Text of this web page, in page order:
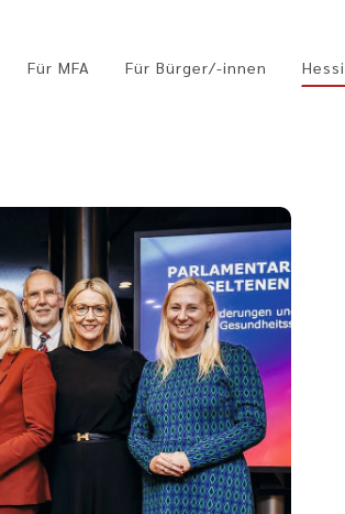
Für MFA Für Bürger/-innen